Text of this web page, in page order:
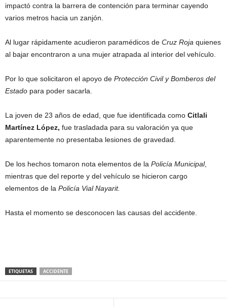
impactó contra la barrera de contención para terminar cayendo
varios metros hacia un zanjón.
Al lugar rápidamente acudieron paramédicos de Cruz Roja quienes
al bajar encontraron a una mujer atrapada al interior del vehículo.
Por lo que solicitaron el apoyo de Protección Civil y Bomberos del
Estado para poder sacarla.
La joven de 23 años de edad, que fue identificada como Citlali
Martínez López, fue trasladada para su valoración ya que
aparentemente no presentaba lesiones de gravedad.
De los hechos tomaron nota elementos de la Policía Municipal,
mientras que del reporte y del vehículo se hicieron cargo
elementos de la Policía Vial Nayarit.
Hasta el momento se desconocen las causas del accidente.
ETIQUETAS ACCIDENTE